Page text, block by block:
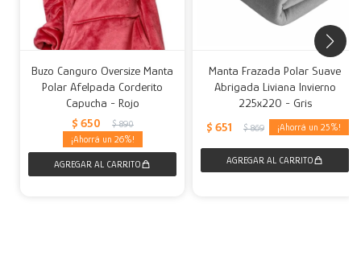
Buzo Canguro Oversize Manta
Polar Afelpada Corderito
Capucha - Rojo
$ 650 $ 890
26
Manta Frazada Polar Suave
Abrigada Liviana Invierno
225x220 - Gris
$ 651 $ 869 25